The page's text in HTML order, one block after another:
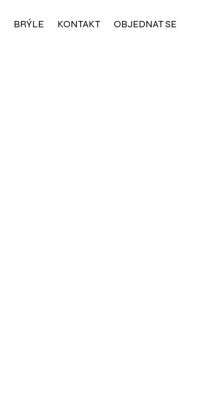
BRÝLE KONTAKT OBJEDNAT SE